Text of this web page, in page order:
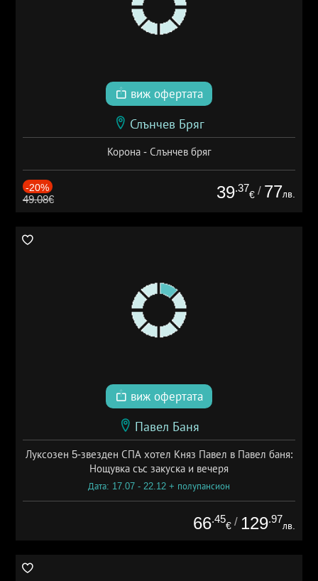
виж офертата
Слънчев Бряг
Корона - Слънчев бряг
-20%
49.08€ 39.37
€ / 77лв.
виж офертата
Павел Баня
Луксозен 5-звезден СПА хотел Княз Павел в Павел баня:
Нощувка със закуска и вечеря
Дата: 17.07 - 22.12 + полупансион
66.45
€ / 129.97
лв.